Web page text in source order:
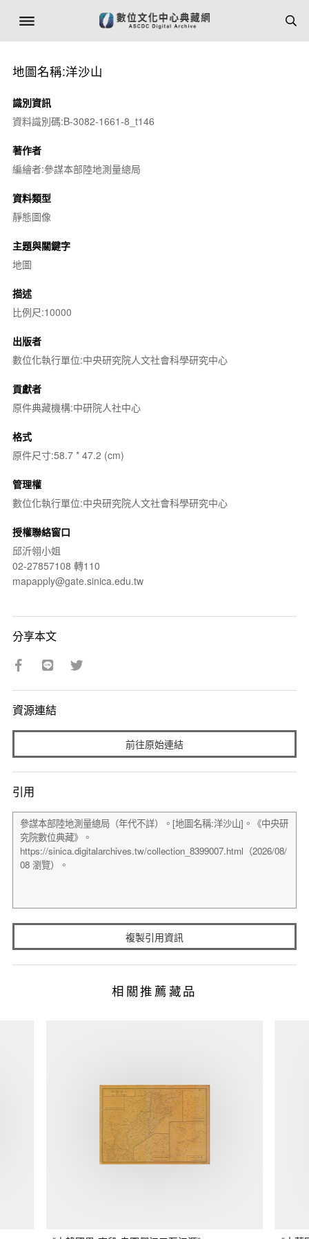
地圖名稱:洋沙山
識別資訊
資料識別碼:B-3082-1661-8_t146
著作者
編繪者:參謀本部陸地測量總局
資料類型
靜態圖像
主題與關鍵字
地圖
描述
比例尺:10000
出版者
數位化執行單位:中央研究院人文社會科學研究中心
貢獻者
原件典藏機構:中研院人社中心
格式
原件尺寸:58.7 * 47.2 (cm)
管理權
數位化執行單位:中央研究院人文社會科學研究中心
授權聯絡窗口
邱沂翎小姐
02-27857108 轉110
mapapply@gate.sinica.edu.tw
分享本文
資源連結
前往原始連結
引用
複製引用資訊
相關推薦藏品